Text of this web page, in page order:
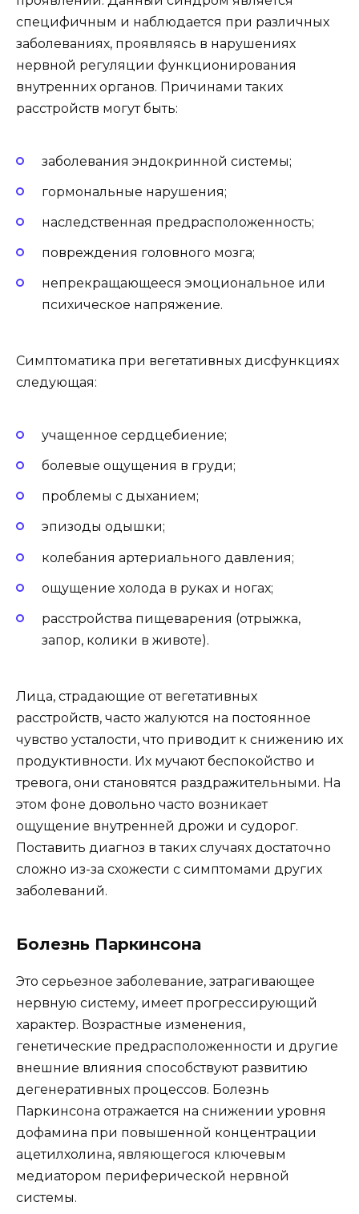
специфичным и наблюдается при различных
заболеваниях, проявляясь в нарушениях
нервной регуляции функционирования
внутренних органов. Причинами таких
расстройств могут быть:
заболевания эндокринной системы;
гормональные нарушения;
наследственная предрасположенность;
повреждения головного мозга;
непрекращающееся эмоциональное или
психическое напряжение.
Симптоматика при вегетативных дисфункциях
следующая:
учащенное сердцебиение;
болевые ощущения в груди;
проблемы с дыханием;
эпизоды одышки;
колебания артериального давления;
ощущение холода в руках и ногах;
расстройства пищеварения (отрыжка,
запор, колики в животе).
Лица, страдающие от вегетативных
расстройств, часто жалуются на постоянное
чувство усталости, что приводит к снижению их
продуктивности. Их мучают беспокойство и
тревога, они становятся раздражительными. На
этом фоне довольно часто возникает
ощущение внутренней дрожи и судорог.
Поставить диагноз в таких случаях достаточно
сложно из-за схожести с симптомами других
заболеваний.
Болезнь Паркинсона
Это серьезное заболевание, затрагивающее
нервную систему, имеет прогрессирующий
характер. Возрастные изменения,
генетические предрасположенности и другие
внешние влияния способствуют развитию
дегенеративных процессов. Болезнь
Паркинсона отражается на снижении уровня
дофамина при повышенной концентрации
ацетилхолина, являющегося ключевым
медиатором периферической нервной
системы.